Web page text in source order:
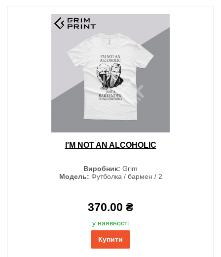
I'M NOT AN ALCOHOLIC
Виробник: Grim
Модель: Футболка / бармен / 2
370.00 ₴
у наявності
Купити